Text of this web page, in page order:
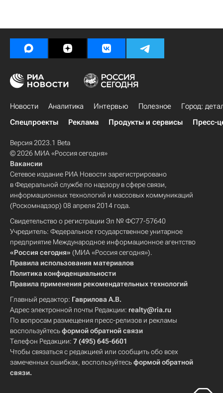
Новости Аналитика Интервью Полезное
Город:
Спецпроекты
Реклама Продукты и сервисы Пресс-
Версия 2023.1 Beta
© 2026 МИА «Россия сегодня»
Вакансии
Сетевое издание РИА Новости зарегистрировано
в Федеральной службе по надзору в сфере связи,
информационных технологий и массовых коммуникаций
(Роскомнадзор) 08 апреля 2014 года.
Свидетельство о регистрации Эл № ФС77-57640
Учредитель: Федеральное государственное унитарное
предприятие Международное информационное агентство
«Россия сегодня» (МИА «Россия сегодня»).
Правила использования материалов
Политика конфиденциальности
Правила применения рекомендательных технологий
Главный редактор: Гаврилова А.В.
Адрес электронной почты Редакции: realty@ria.ru
По вопросам размещения пресс-релизов и рекламы
воспользуйтесьформой обратной связи
Телефон Редакции: 7 (495) 645-6601
Чтобы связаться с редакцией или сообщить обо всех
замеченных ошибках, воспользуйтесьформой обратной
связи.